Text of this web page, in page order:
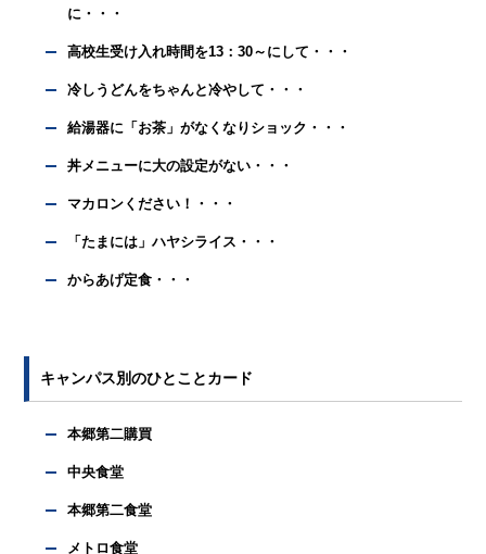
に・・・
高校生受け入れ時間を13：30～にして・・・
冷しうどんをちゃんと冷やして・・・
給湯器に「お茶」がなくなりショック・・・
丼メニューに大の設定がない・・・
マカロンください！・・・
「たまには」ハヤシライス・・・
からあげ定食・・・
キャンパス別のひとことカード
本郷第二購買
中央食堂
本郷第二食堂
メトロ食堂